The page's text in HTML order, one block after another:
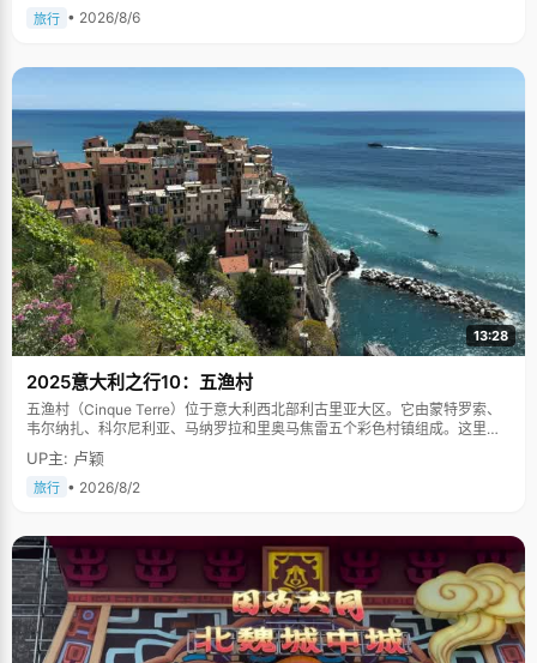
旅行 • 2026/8/6
13:28
2025意大利之行10：五渔村
五渔村（Cinque Terre）位于意大利西北部利古里亚大区。它由蒙特罗索、
韦尔纳扎、科尔尼利亚、马纳罗拉和里奥马焦雷五个彩色村镇组成。这里依
山傍海，房屋色彩斑斓，1997年被列为世界文化遗产。
UP主: 卢颖
旅行 • 2026/8/2